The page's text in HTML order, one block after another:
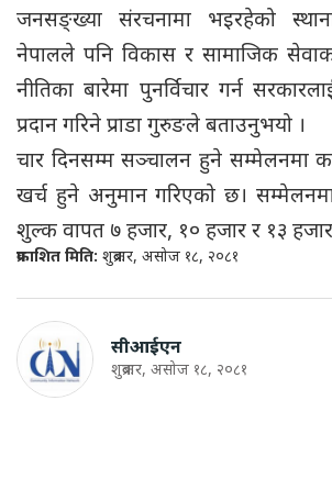
जनसङ्ख्या संरचनामा भइरहेको
नेपालले पनि विकास र सामाजिक
नीतिका बारेमा पुनर्विचार गर्न
प्रदान गरिने प्राडा गुरुङले बताउनुभयो ।
चार दिनसम्म सञ्चालन हुने सम्मेलनमा
खर्च हुने अनुमान गरिएको छ।
शुल्क वापत ७ हजार, १० हजार र १३
प्रकाशित मिति: शुक्रबार, असोज १८, २०८१
सीआईएन
शुक्रबार, असोज १८, २०८१